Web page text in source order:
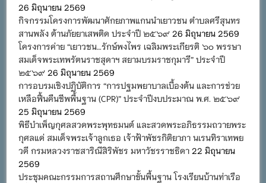
26 มิถุนายน 2569
กิจกรรมโครงการพัฒนาศักยภาพแกนนำเยาวชน ตำบลศรีสุนทร
สานพลัง ต้านภัยยาเสพติด ประจำปี ๒๕๖๙ 26 มิถุนายน 2569
โครงการค่าย “เยาวชน…รักษ์พงไพร เฉลิมพระเกียรติ ๖๐ พรรษา
สมเด็จพระเทพรัตนราชสุดาฯ สยามบรมราชกุมารี” ประจำปี
๒๕๖๙ 26 มิถุนายน 2569
การอบรมเชิงปฏิบัติการ “การปฐมพยาบาลเบื้องต้น และการช่วย
เหลือฟื้นคืนชีพพื้นฐาน (CPR)” ประจำปีงบประมาณ พ.ศ. ๒๕๖๙
25 มิถุนายน 2569
พิธีบำเพ็ญกุศลสวดพระพุทธมนต์ และสวดพระอภิธรรมถวายพระ
กุศลแด่ สมเด็จพระเจ้าลูกเธอ เจ้าฟ้าพัชรกิติยาภา นเรนทิราเทพย
วดี กรมหลวงราชสาริณีสิริพัชร มหาวัชรราชธิดา 22 มิถุนายน
2569
ประชุมคณะกรรมการสถานศึกษาขั้นพื้นฐาน โรงเรียนบ้านท่าเรือ